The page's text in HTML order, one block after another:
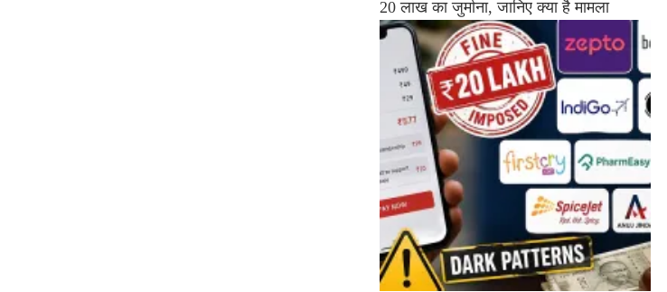
20 लाख का जुर्माना, जानिए क्या है मामला